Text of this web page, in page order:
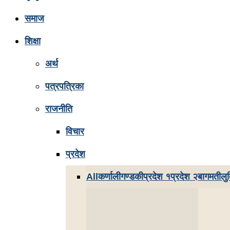
समाज
शिक्षा
अर्थ
पत्रपत्रिका
राजनीति
विचार
प्रदेश
Allकर्णालीगण्डकीप्रदेश १प्रदेश २बागमती